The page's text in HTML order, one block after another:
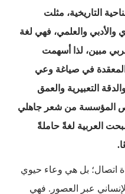
التاريخية، مثلت
والأدبي والعلمي، فهي لغة
مبين، لذا أسهمت
المعقدة في صياغة وعي
التعبيرية والعمق
المؤسسة من شعر جاهلي
العربية لغةً حاملةً
اتصال؛ بل هي وعاء حيوي
عبر العصور. فهي